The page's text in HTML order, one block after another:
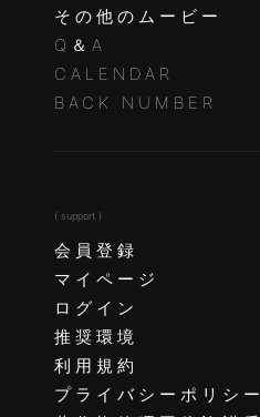
その他のムービー
Q＆A
CALENDAR
BACK NUMBER
( support )
会員登録
マイページ
ログイン
推奨環境
利用規約
プライバシーポリシー